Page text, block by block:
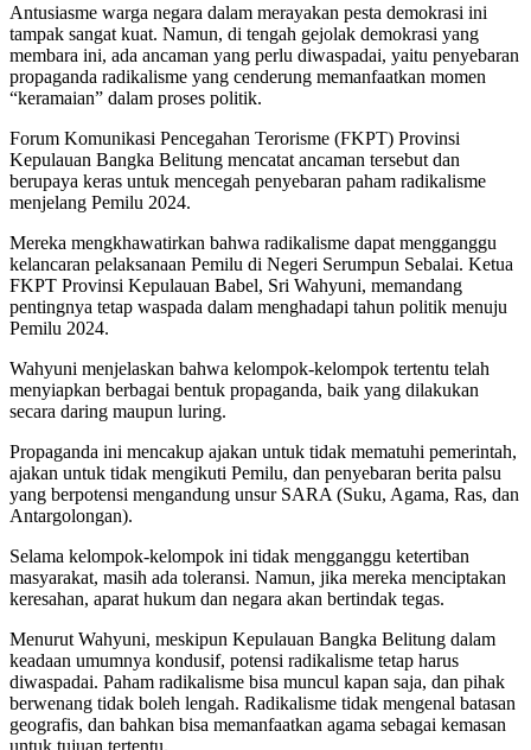
Antusiasme warga negara dalam merayakan pesta demokrasi ini
tampak sangat kuat. Namun, di tengah gejolak demokrasi yang
membara ini, ada ancaman yang perlu diwaspadai, yaitu penyebaran
propaganda radikalisme yang cenderung memanfaatkan momen
“keramaian” dalam proses politik.
Forum Komunikasi Pencegahan Terorisme (FKPT) Provinsi
Kepulauan Bangka Belitung mencatat ancaman tersebut dan
berupaya keras untuk mencegah penyebaran paham radikalisme
menjelang Pemilu 2024.
Mereka mengkhawatirkan bahwa radikalisme dapat mengganggu
kelancaran pelaksanaan Pemilu di Negeri Serumpun Sebalai. Ketua
FKPT Provinsi Kepulauan Babel, Sri Wahyuni, memandang
pentingnya tetap waspada dalam menghadapi tahun politik menuju
Pemilu 2024.
Wahyuni menjelaskan bahwa kelompok-kelompok tertentu telah
menyiapkan berbagai bentuk propaganda, baik yang dilakukan
secara daring maupun luring.
Propaganda ini mencakup ajakan untuk tidak mematuhi pemerintah,
ajakan untuk tidak mengikuti Pemilu, dan penyebaran berita palsu
yang berpotensi mengandung unsur SARA (Suku, Agama, Ras, dan
Antargolongan).
Selama kelompok-kelompok ini tidak mengganggu ketertiban
masyarakat, masih ada toleransi. Namun, jika mereka menciptakan
keresahan, aparat hukum dan negara akan bertindak tegas.
Menurut Wahyuni, meskipun Kepulauan Bangka Belitung dalam
keadaan umumnya kondusif, potensi radikalisme tetap harus
diwaspadai. Paham radikalisme bisa muncul kapan saja, dan pihak
berwenang tidak boleh lengah. Radikalisme tidak mengenal batasan
geografis, dan bahkan bisa memanfaatkan agama sebagai kemasan
untuk tujuan tertentu.